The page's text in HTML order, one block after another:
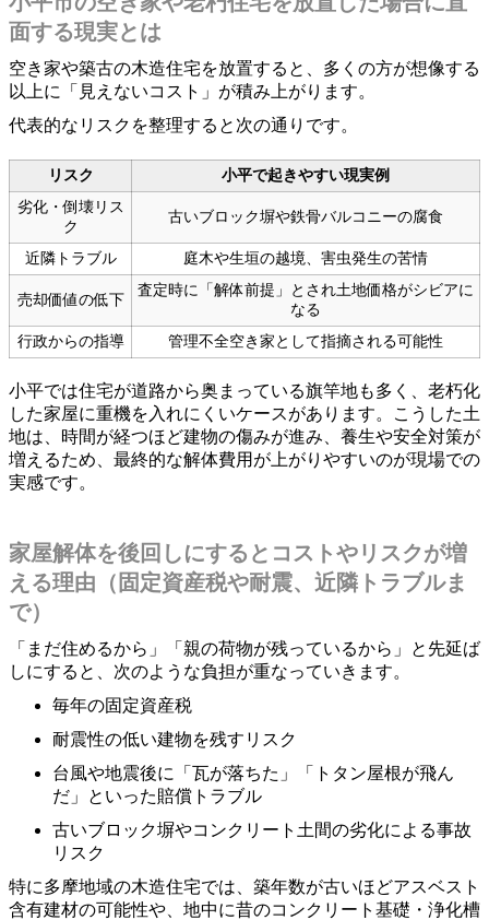
面する現実とは
空き家や築古の木造住宅を放置すると、多くの方が想像する
以上に「見えないコスト」が積み上がります。
代表的なリスクを整理すると次の通りです。
リスク
小平で起きやすい現実例
劣化・倒壊リス
ク
古いブロック塀や鉄骨バルコニーの腐食
近隣トラブル 庭木や生垣の越境、害虫発生の苦情
売却価値の低下
査定時に「解体前提」とされ土地価格がシビアに
なる
行政からの指導
管理不全空き家として指摘される可能性
小平では住宅が道路から奥まっている旗竿地も多く、老朽化
した家屋に重機を入れにくいケースがあります。こうした土
地は、時間が経つほど建物の傷みが進み、養生や安全対策が
増えるため、最終的な解体費用が上がりやすいのが現場での
実感です。
家屋解体を後回しにするとコストやリスクが増
える理由（固定資産税や耐震、近隣トラブルま
で）
「まだ住めるから」「親の荷物が残っているから」と先延ば
しにすると、次のような負担が重なっていきます。
毎年の固定資産税
耐震性の低い建物を残すリスク
台風や地震後に「瓦が落ちた」「トタン屋根が飛ん
だ」といった賠償トラブル
古いブロック塀やコンクリート土間の劣化による事故
リスク
特に多摩地域の木造住宅では、築年数が古いほどアスベスト
含有建材の可能性や、地中に昔のコンクリート基礎・浄化槽